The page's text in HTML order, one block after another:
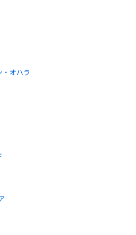
オハラ